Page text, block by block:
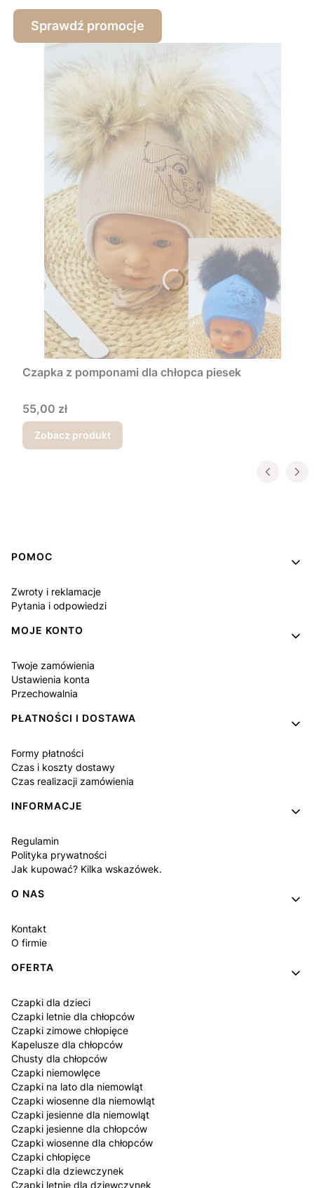
Sprawdź promocje
Czapka z pomponami dla chłopca piesek
Cena
55,00 zł
Zobacz produkt
Linki w stopce
POMOC
Zwroty i reklamacje
Pytania i odpowiedzi
MOJE KONTO
Twoje zamówienia
Ustawienia konta
Przechowalnia
PŁATNOŚCI I DOSTAWA
Formy płatności
Czas i koszty dostawy
Czas realizacji zamówienia
INFORMACJE
Regulamin
Polityka prywatności
Jak kupować? Kilka wskazówek.
O NAS
Kontakt
O firmie
OFERTA
Czapki dla dzieci
Czapki letnie dla chłopców
Czapki zimowe chłopięce
Kapelusze dla chłopców
Chusty dla chłopców
Czapki niemowlęce
Czapki na lato dla niemowląt
Czapki wiosenne dla niemowląt
Czapki jesienne dla niemowląt
Czapki jesienne dla chłopców
Czapki wiosenne dla chłopców
Czapki chłopięce
Czapki dla dziewczynek
Czapki letnie dla dziewczynek